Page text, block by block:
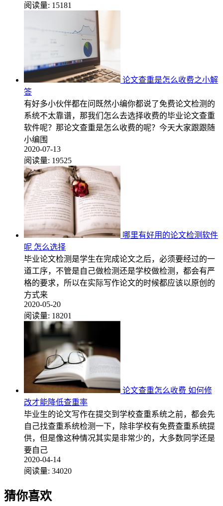
阅读量: 15181
论文查重是怎么收费之小解
答
有好多小伙伴都在问既然小编你都说了免费论文检测的
系统不太靠谱，那我们怎么去选择收费的毕业论文查重
软件呢？那论文查重是怎么收费的呢？今天大家跟跟随
小编围
2020-07-13
阅读量: 19525
哪里有好用的论文检测软件
呢 怎么选择
毕业论文检测是学生在完成论文之后，必须要经过的一
道工序，不管是自己做检测还是学校做检测，都会有严
格的要求，所以在实际写作论文的时候都应该以原创的
方式来
2020-05-20
阅读量: 18201
论文查重怎么收费 如何修
改才能降低查重率
毕业生的论文写作在提交到学校查重系统之前，都会先
自己找查重系统检测一下，除非学校有免费查重系统提
供，但是像这种情况其实是非常少的，大多数同学还是
要自己
2020-04-14
阅读量: 34020
猜你喜欢